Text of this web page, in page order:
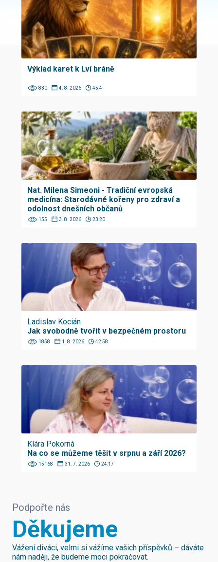
Výklad karet k Lví bráně
830 4. 8. 2026 45:4
Nat. Milena Simeoni - Tradiční evropská
medicína: Starodávné kořeny pro zdraví a
odolnost dnešních občanů
155 3. 8. 2026 23:20
Ladislav Kocián
Jak svobodně tvořit v bezpečném prostoru
1858 1. 8. 2026 42:58
Klára Pokorná
Na co se můžeme těšit v srpnu a září 2026?
15168 31. 7. 2026 24:17
Podpořte nás
Děkujeme
Vážení diváci, velmi si vážíme vašich příspěvků – dáváte
nám naději, že budeme moci pokračovat.